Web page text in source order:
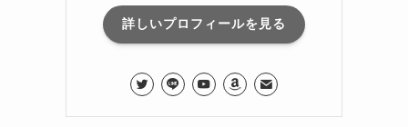
詳しいプロフィールを見る